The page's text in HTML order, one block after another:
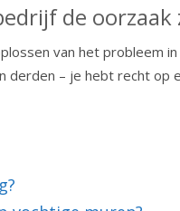
de
van het probleem
– je hebt recht op